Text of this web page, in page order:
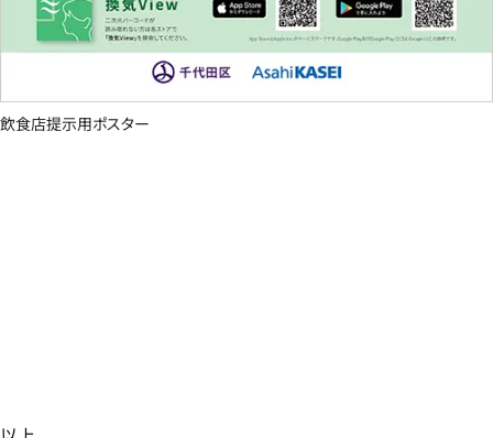
飲食店提示用ポスター